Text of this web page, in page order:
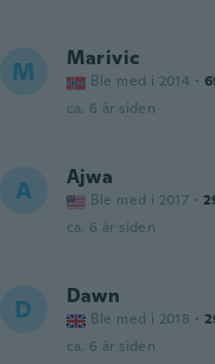
M Marivic
Ble med i 2014 ·
ca. 6 år siden
A Ajwa
Ble med i 2017 ·
ca. 6 år siden
D Dawn
Ble med i 2018 ·
ca. 6 år siden